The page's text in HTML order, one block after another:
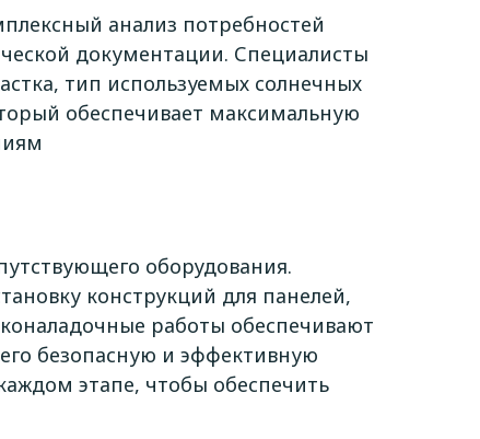
анализ потребностей
документации. Специалисты
тип используемых солнечных
обеспечивает максимальную
оборудования.
конструкций для панелей,
работы обеспечивают
безопасную и эффективную
этапе, чтобы обеспечить